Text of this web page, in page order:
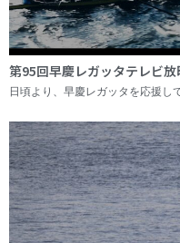
第95回早慶レガッタテレビ
日頃より、早慶レガッタを応援し